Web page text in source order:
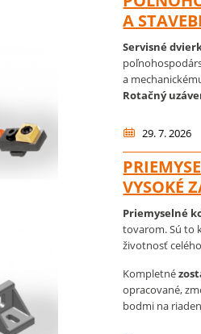
A
Servisné
a
Rotačný
29. 7. 2026
VYSOKÉ
Priemyselné
tovarom. Sú to
životnosť
Kompletné
opracované,
bodmi na